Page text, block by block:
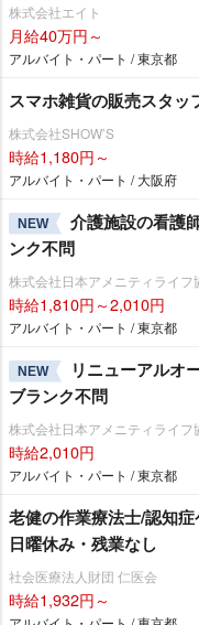
株式会社エイト
月給40万円～
アルバイト・パート / 東京都
スマホ雑貨の販売スタッ
株式会社SHOW’S
時給1,180円～
アルバイト・パート / 大阪府
NEW
介護施設の看護
ンク不問
株式会社日本アメニティライフ
時給1,810円～2,010円
アルバイト・パート / 東京都
NEW
リニューアルオ
ブランク不問
株式会社日本アメニティライフ
時給2,010円
アルバイト・パート / 東京都
老健の作業療法士/認知
日曜休み・残業なし
社会医療法人財団 仁医会
時給1,932円～